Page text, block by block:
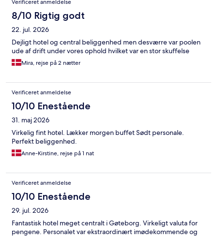
Verificeret anmeldelse
8/10 Rigtig godt
22. jul. 2026
Dejligt hotel og central beliggenhed men desværre var poolen
ude af drift under vores ophold hvilket var en stor skuffelse
Mira, rejse på 2 nætter
Verificeret anmeldelse
10/10 Enestående
31. maj 2026
Virkelig fint hotel. Lækker morgen buffet Sødt personale.
Perfekt beliggenhed.
Anne-Kirstine, rejse på 1 nat
Verificeret anmeldelse
10/10 Enestående
29. jul. 2026
Fantastisk hotel meget centralt i Gøteborg. Virkeligt valuta for
pengene. Personalet var ekstraordinært imødekommende og